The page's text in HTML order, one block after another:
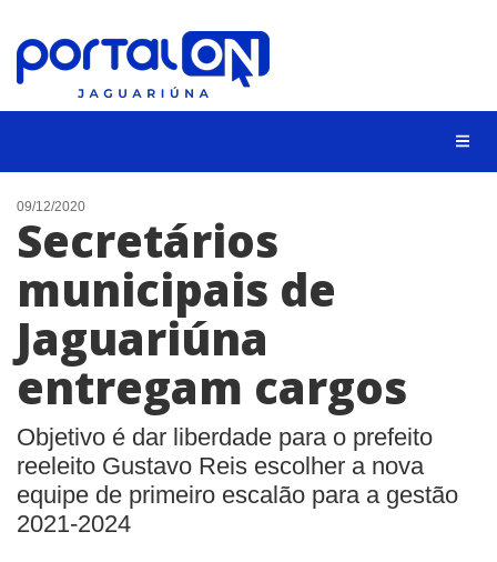
NOTÍCIAS
LISTA DIGITAL
CONTATO
ANUNCIE
BUSCAR
09/12/2020
Secretários
municipais de
Jaguariúna
entregam cargos
Objetivo é dar liberdade para o prefeito
reeleito Gustavo Reis escolher a nova
equipe de primeiro escalão para a gestão
2021-2024